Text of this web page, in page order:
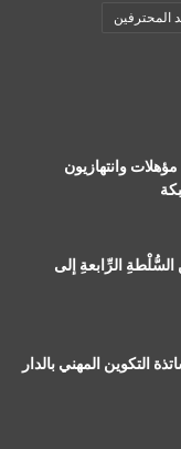
المحترفين
وانتهازيون
الرِّابعةِ إلى
التكوين المهني بالدار